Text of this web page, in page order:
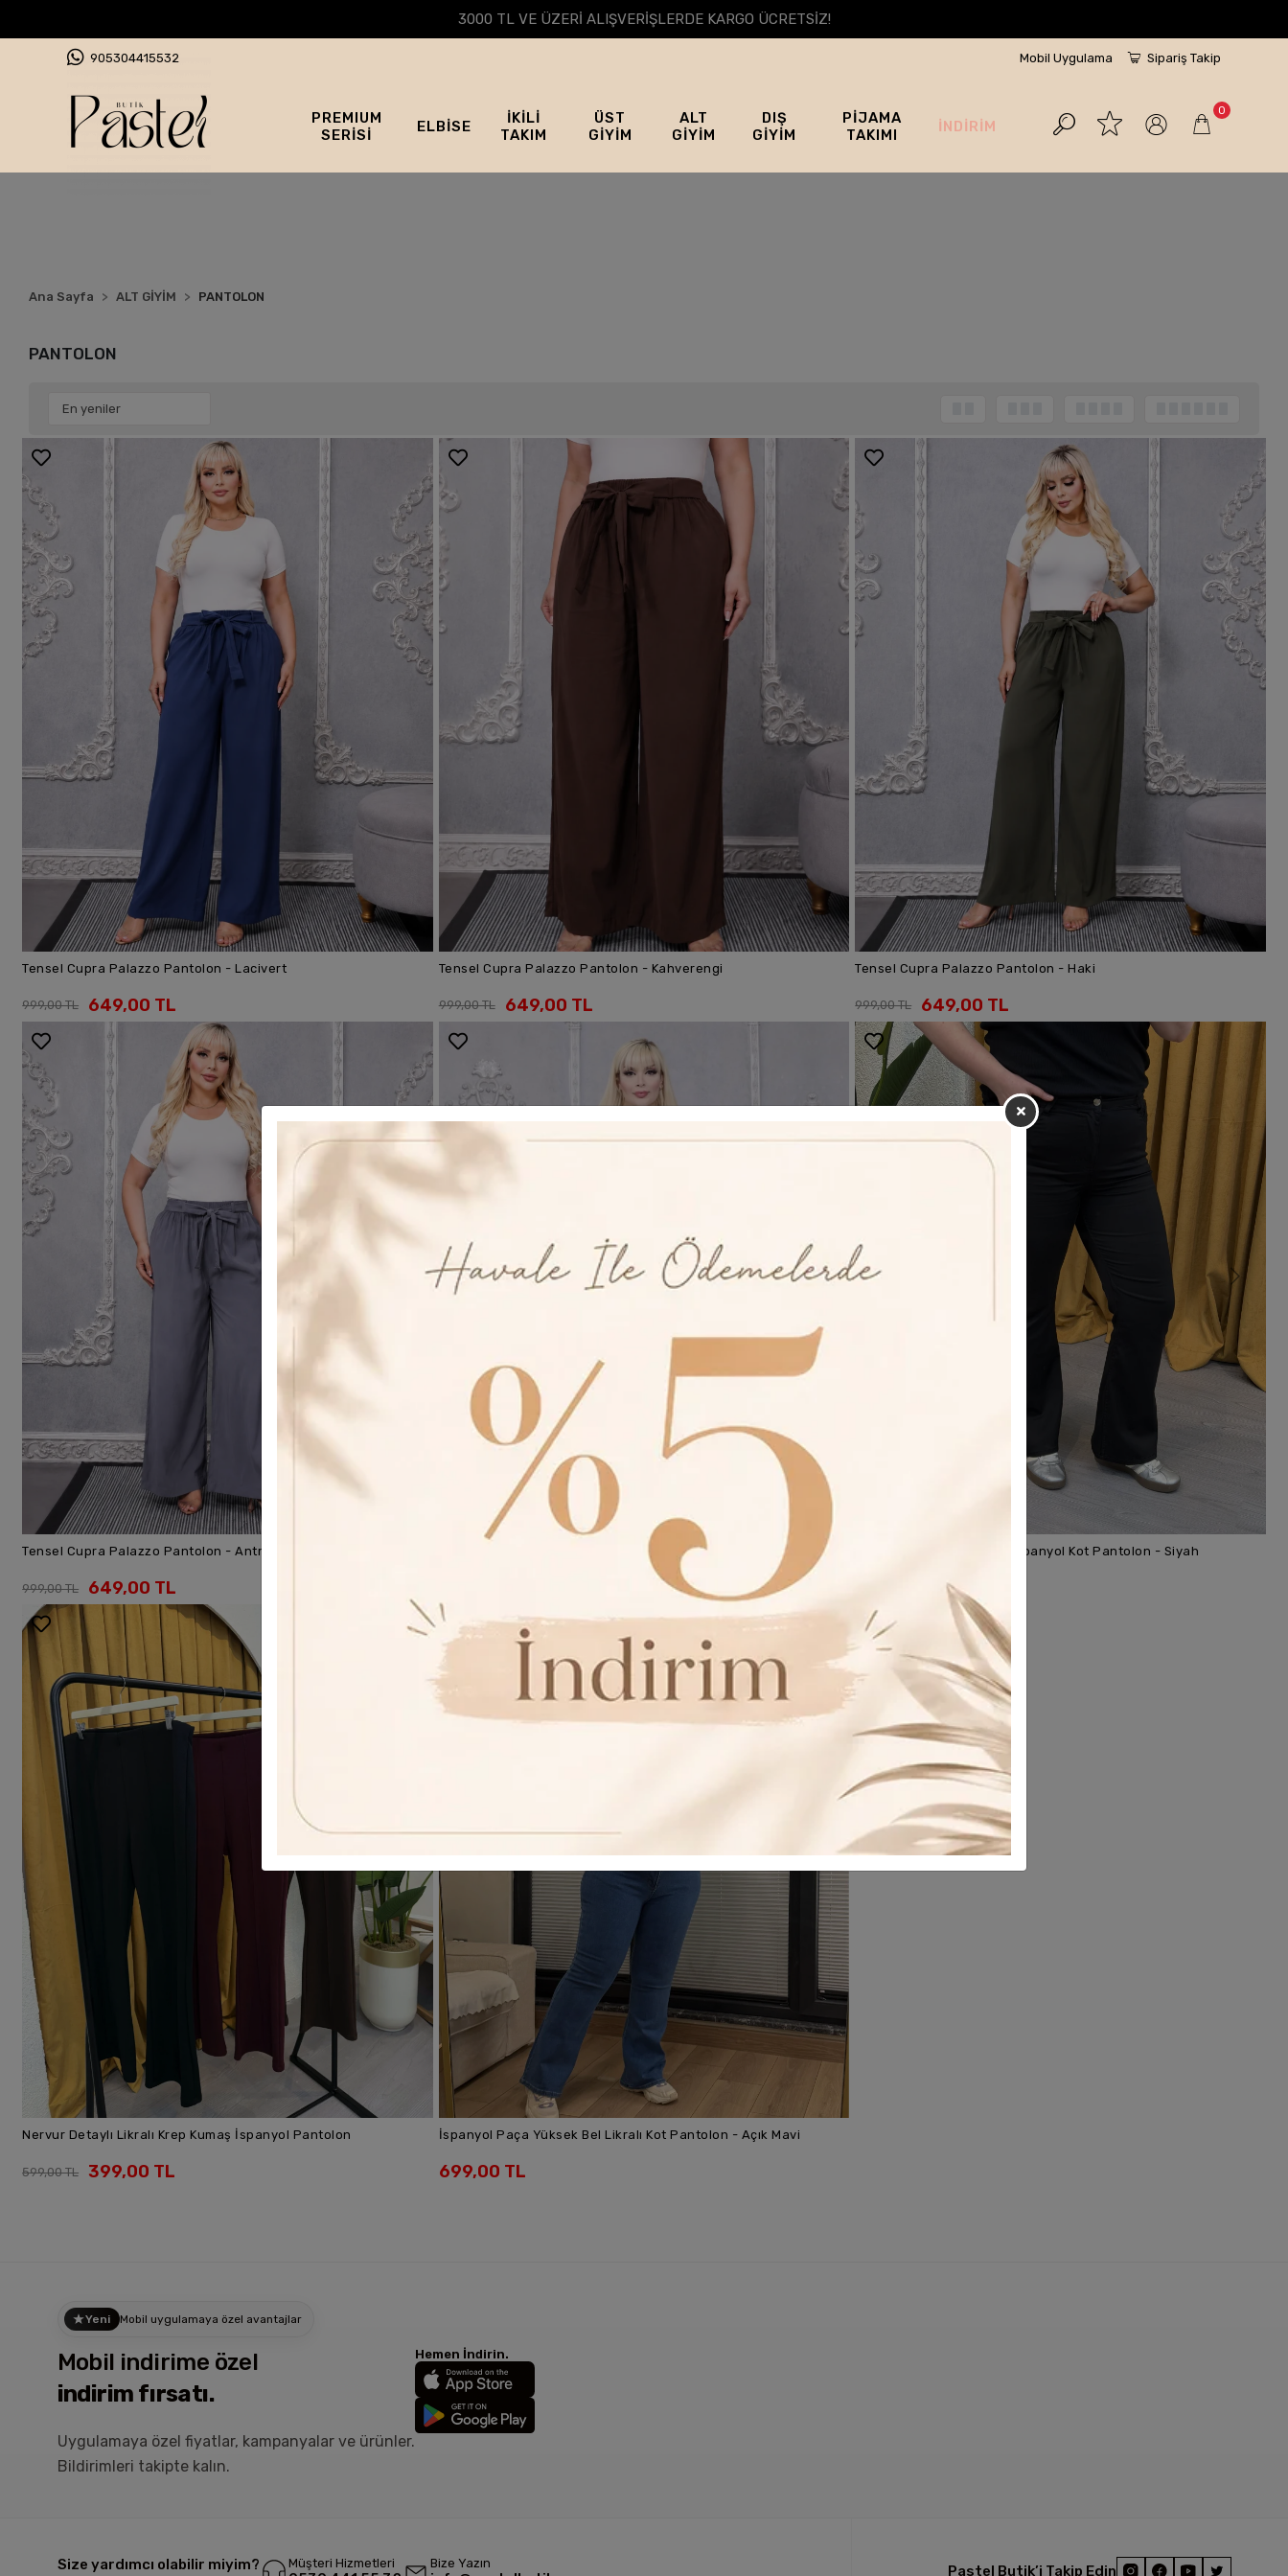
3000 TL VE ÜZERİ ALIŞVERİŞLERDE KARGO ÜCRETSİZ!
905304415532 Mobil Uygulama Sipariş Takip
PREMIUM
SERİSİ
ELBİSE
İKİLİ
TAKIM
ÜST
GİYİM
ALT
GİYİM
DIŞ
GİYİM
PİJAMA
TAKIMI
İNDİRİM
0
Ana Sayfa ALT GİYİM PANTOLON
PANTOLON
SEPETE EKLE
Tensel Cupra Palazzo Pantolon - Lacivert
999,00 TL 649,00 TL
SEPETE EKLE
Tensel Cupra Palazzo Pantolon - Kahverengi
999,00 TL 649,00 TL
SEPETE EKLE
Tensel Cupra Palazzo Pantolon - Haki
999,00 TL 649,00 TL
Tensel Cupra Palazzo Pantolon - Antrasit
999,00 TL 649,00 TL
SEPETE EKLE
Kemer Detaylı Esnek Viskon Palazzo Pantolon - Siyah
SEPETE EKLE
Yüksek Bel Esnek Likralı İspanyol Kot Pantolon - Siyah
599,00 TL
SEPETE EKLE
Nervur Detaylı Likralı Krep Kumaş İspanyol Pantolon
599,00 TL 399,00 TL
SEPETE EKLE
İspanyol Paça Yüksek Bel Likralı Kot Pantolon - Açık Mavi
699,00 TL
Yeni Mobil uygulamaya özel avantajlar
Mobil indirime özel
indirim fırsatı.
Uygulamaya özel fiyatlar, kampanyalar ve ürünler.
Bildirimleri takipte kalın.
Hemen İndirin.
Size yardımcı olabilir miyim? Müşteri Hizmetleri Bize Yazın Pastel Butik’i Takip Edin